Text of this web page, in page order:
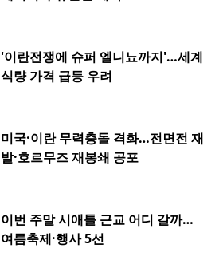
'이란전쟁에 슈퍼 엘니뇨까지'…세계
식량 가격 급등 우려
미국·이란 무력충돌 격화…전면전 재
발·호르무즈 재봉쇄 공포
이번 주말 시애틀 근교 어디 갈까…
여름축제·행사 5선